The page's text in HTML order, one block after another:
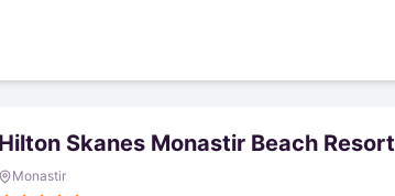
Hilton Skanes Monastir Beach Resort
Monastir